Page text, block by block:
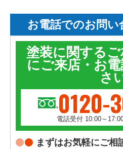
お電話でのお問い
塗装に関する
にご来店・お
さ
0120-
電話受付 10:00～
まずはお気軽にご相